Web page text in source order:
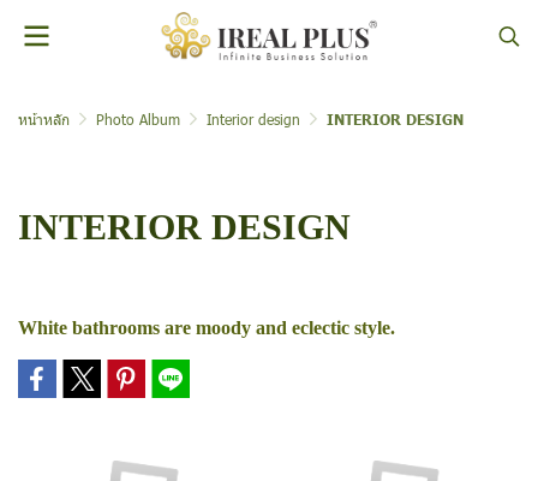
หน้าหลัก Photo Album Interior design INTERIOR DESIGN
INTERIOR DESIGN
White bathrooms are moody and eclectic style.